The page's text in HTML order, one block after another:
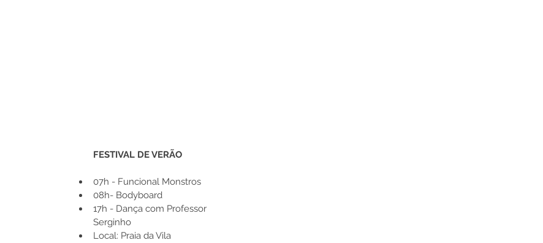
FESTIVAL DE VERÃO
07h - Funcional Monstros
08h- Bodyboard
17h - Dança com Professor
Serginho
Local: Praia da Vila